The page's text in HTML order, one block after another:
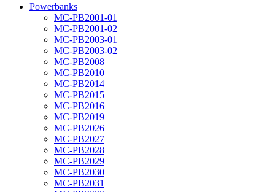
Powerbanks
MC-PB2001-01
MC-PB2001-02
MC-PB2003-01
MC-PB2003-02
MC-PB2008
MC-PB2010
MC-PB2014
MC-PB2015
MC-PB2016
MC-PB2019
MC-PB2026
MC-PB2027
MC-PB2028
MC-PB2029
MC-PB2030
MC-PB2031